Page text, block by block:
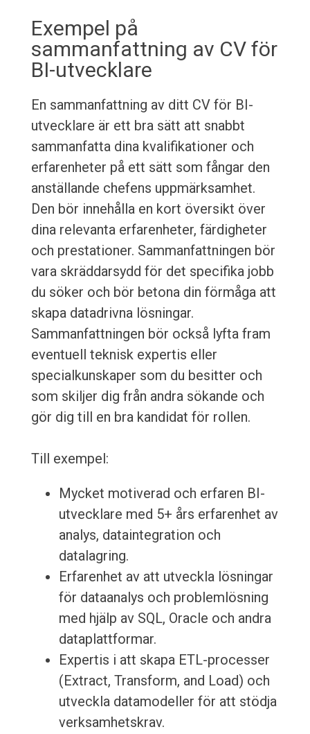
Exempel på
sammanfattning av CV för
BI-utvecklare
En sammanfattning av ditt CV för BI-
utvecklare är ett bra sätt att snabbt
sammanfatta dina kvalifikationer och
erfarenheter på ett sätt som fångar den
anställande chefens uppmärksamhet.
Den bör innehålla en kort översikt över
dina relevanta erfarenheter, färdigheter
och prestationer. Sammanfattningen bör
vara skräddarsydd för det specifika jobb
du söker och bör betona din förmåga att
skapa datadrivna lösningar.
Sammanfattningen bör också lyfta fram
eventuell teknisk expertis eller
specialkunskaper som du besitter och
som skiljer dig från andra sökande och
gör dig till en bra kandidat för rollen.
Till exempel:
Mycket motiverad och erfaren BI-
utvecklare med 5+ års erfarenhet av
analys, dataintegration och
datalagring.
Erfarenhet av att utveckla lösningar
för dataanalys och problemlösning
med hjälp av SQL, Oracle och andra
dataplattformar.
Expertis i att skapa ETL-processer
(Extract, Transform, and Load) och
utveckla datamodeller för att stödja
verksamhetskrav.